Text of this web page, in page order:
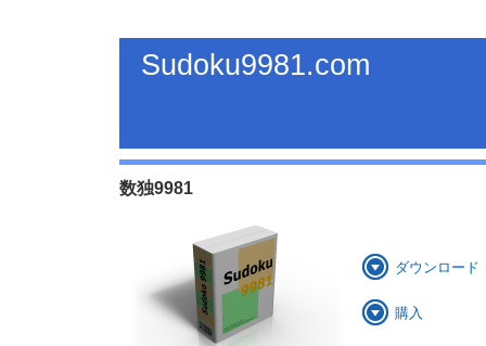
Sudoku9981.com
数独9981
ダウンロード
購入